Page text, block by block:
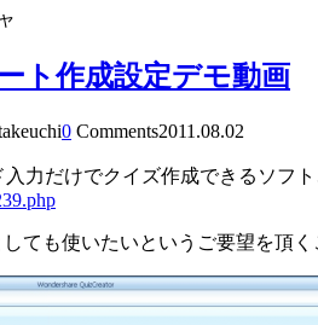
ト作成設定デモ動画
0 Comments2011.08.02
力だけでクイズ作成できるソフト
ても使いたいというご要望を頂